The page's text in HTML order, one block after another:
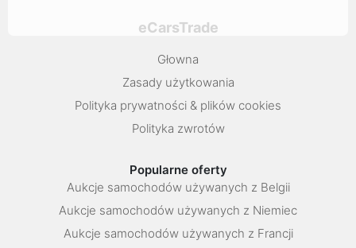
eCarsTrade
Głowna
Zasady użytkowania
Polityka prywatności & plików cookies
Polityka zwrotów
Popularne oferty
Aukcje samochodów używanych z Belgii
Aukcje samochodów używanych z Niemiec
Aukcje samochodów używanych z Francji